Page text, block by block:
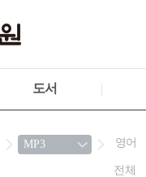
도서
영어
전체